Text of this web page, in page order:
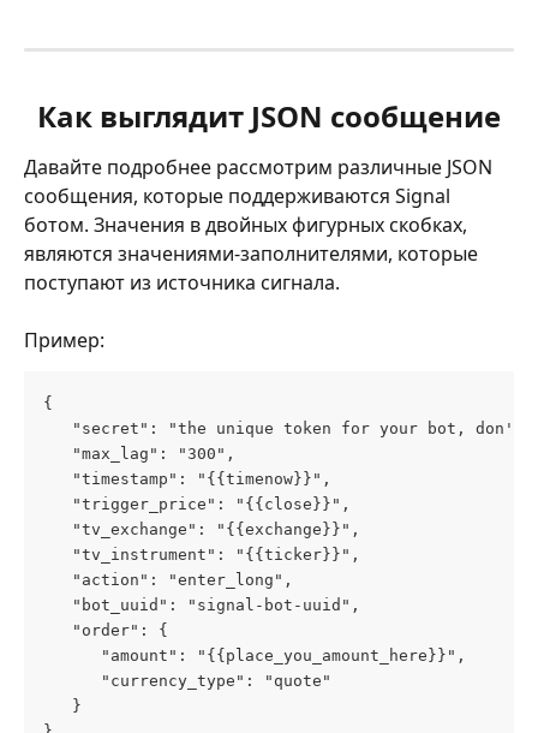
Как выглядит JSON сообщение
Давайте подробнее рассмотрим различные JSON
сообщения, которые поддерживаются Signal
ботом. Значения в двойных фигурных скобках,
являются значениями-заполнителями, которые
поступают из источника сигнала.
Пример:
{
"secret": "the unique token for your bot, don't
   "max_lag": "300",
   "timestamp": "{{timenow}}",
   "trigger_price": "{{close}}",
   "tv_exchange": "{{exchange}}",
   "tv_instrument": "{{ticker}}",
   "action": "enter_long",
   "bot_uuid": "signal-bot-uuid",
   "order": {
      "amount": "{{place_you_amount_here}}",
      "currency_type": "quote"
   }